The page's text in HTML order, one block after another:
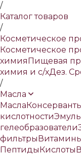
/
Каталог товаров
/
Косметическое
Косметическое
химияПищевая
химия и с/хДез.
/
Масла
Масла
кислотности
гелеобразователи
фильтры
ПептидыКислоты